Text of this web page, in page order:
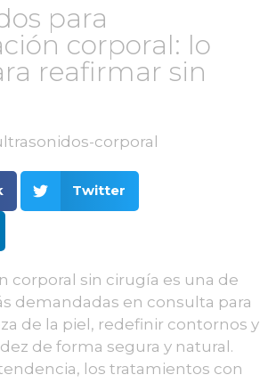
para
corporal: lo
reafirmar sin
Twitter
corporal sin cirugía es una de
demandadas en consulta para
de la piel, redefinir contornos y
de forma segura y natural.
los tratamientos con